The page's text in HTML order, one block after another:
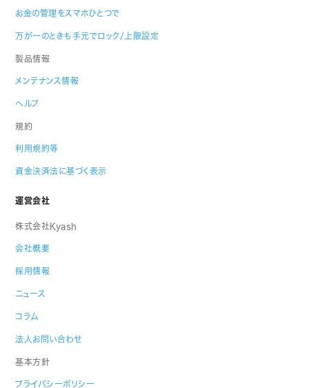
お金の管理をスマホひとつで
万が一のときも手元でロック/上限設定
製品情報
メンテナンス情報
ヘルプ
規約
利用規約等
資金決済法に基づく表示
運営会社
株式会社Kyash
会社概要
採用情報
ニュース
コラム
法人お問い合わせ
基本方針
プライバシーポリシー